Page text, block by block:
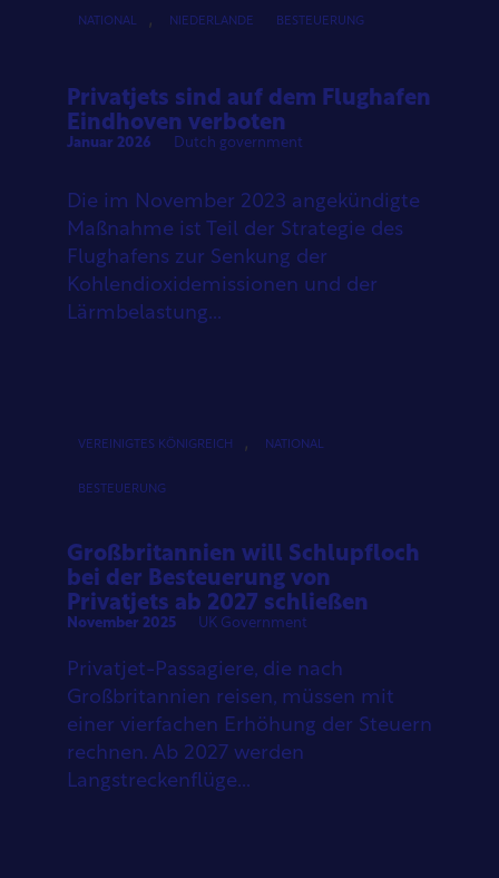
NATIONAL , NIEDERLANDE BESTEUERUNG
Privatjets sind auf dem Flughafen
Eindhoven verboten
Januar 2026 Dutch government
Die im November 2023 angekündigte
Maßnahme ist Teil der Strategie des
Flughafens zur Senkung der
Kohlendioxidemissionen und der
Lärmbelastung...
VEREINIGTES KÖNIGREICH , NATIONAL
BESTEUERUNG
Großbritannien will Schlupfloch
bei der Besteuerung von
Privatjets ab 2027 schließen
November 2025 UK Government
Privatjet-Passagiere, die nach
Großbritannien reisen, müssen mit
einer vierfachen Erhöhung der Steuern
rechnen. Ab 2027 werden
Langstreckenflüge...